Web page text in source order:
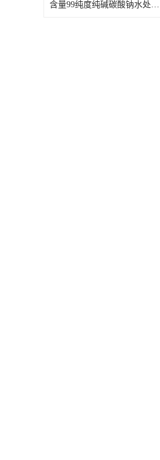
含量99纯度纯碱碳酸钠水处理剂